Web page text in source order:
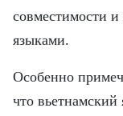
совместимости
языками.
Особенно
что